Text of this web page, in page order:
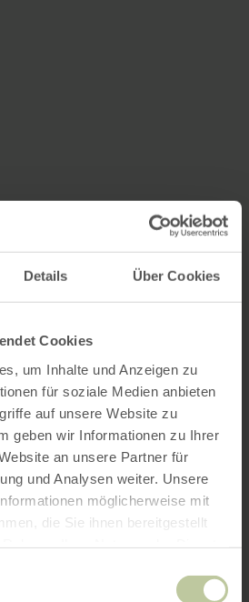
Details Über Cookies
Cookies
um Inhalte und Anzeigen zu
für soziale Medien anbieten
auf unsere Website zu
geben wir Informationen zu Ihrer
an unsere Partner für
und Analysen weiter. Unsere
möglicherweise mit
die Sie ihnen bereitgestellt